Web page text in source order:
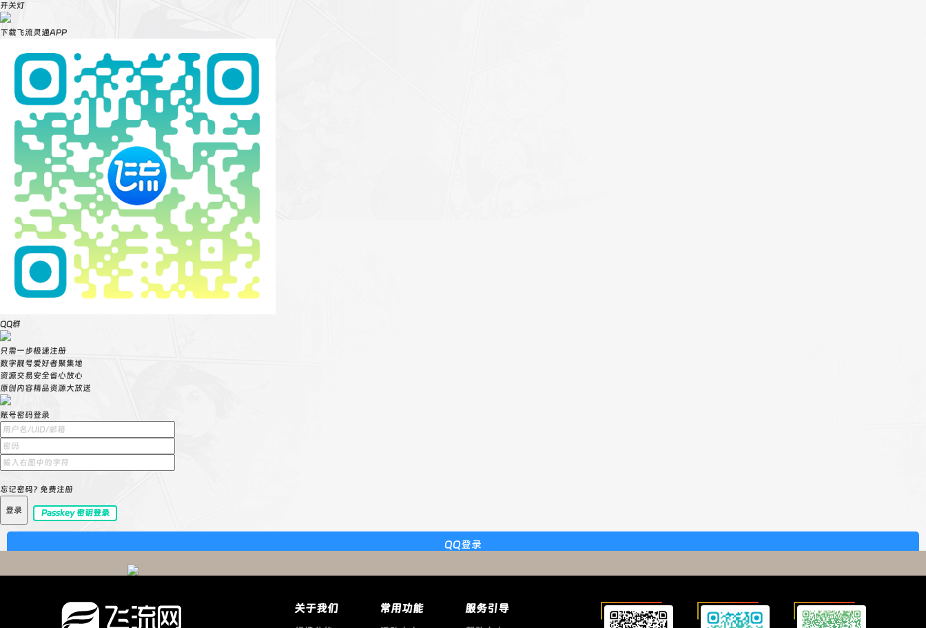
开关灯
下载飞流灵通APP
QQ群
只需一步极速注册
数字靓号爱好者聚集地
资源交易安全省心放心
原创内容精品资源大放送
账号密码登录
忘记密码? 免费注册
登录 Passkey 密钥登录
QQ登录
关于我们 常用功能 服务引导